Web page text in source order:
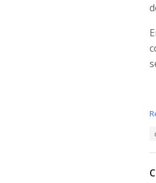
C
r
: